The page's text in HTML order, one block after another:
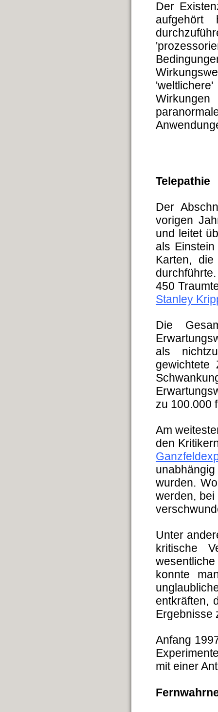
Der
aufgehört
Telepathie
Der
vorigen
und leitet
als
Karten,
450
Stanley
Die
als
gewichtete
zu 100.000
Am
den
wurden.
werden,
Unter
kritische
konnte
entkräften,
Ergebnisse
Anfang
mit einer